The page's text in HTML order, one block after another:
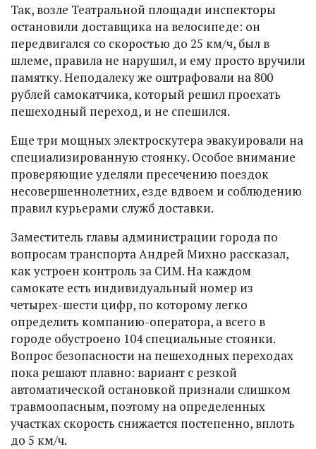
Так, возле Театральной площади инспекторы
остановили доставщика на велосипеде: он
передвигался со скоростью до 25 км/ч, был в
шлеме, правила не нарушил, и ему просто вручили
памятку. Неподалеку же оштрафовали на 800
рублей самокатчика, который решил проехать
пешеходный переход, и не спешился.
Еще три мощных электроскутера эвакуировали на
специализированную стоянку. Особое внимание
проверяющие уделяли пресечению поездок
несовершеннолетних, езде вдвоем и соблюдению
правил курьерами служб доставки.
Заместитель главы администрации города по
вопросам транспорта Андрей Михно рассказал,
как устроен контроль за СИМ. На каждом
самокате есть индивидуальный номер из
четырех-шести цифр, по которому легко
определить компанию-оператора, а всего в
городе обустроено 104 специальные стоянки.
Вопрос безопасности на пешеходных переходах
пока решают плавно: вариант с резкой
автоматической остановкой признали слишком
травмоопасным, поэтому на определенных
участках скорость снижается постепенно, вплоть
до 5 км/ч.